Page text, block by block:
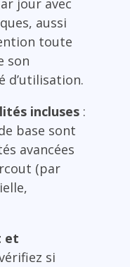
jour avec
aussi
toute
son
d’utilisation.
incluses :
base sont
avancées
(par
et
si